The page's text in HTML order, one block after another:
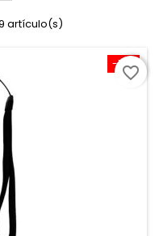
artículo(s)
-10%
favorite_border